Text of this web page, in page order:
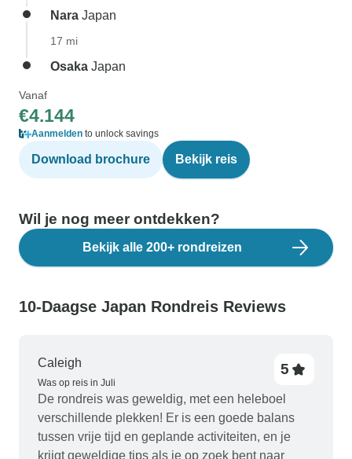
Nara Japan
17 mi
Osaka Japan
Vanaf
€4.144
Aanmelden to unlock savings
Download brochure Bekijk reis
Wil je nog meer ontdekken?
Bekijk alle 200+ rondreizen
10-Daagse Japan Rondreis Reviews
Caleigh
Was op reis in Juli
5
De rondreis was geweldig, met een heleboel
verschillende plekken! Er is een goede balans
tussen vrije tijd en geplande activiteiten, en je
krijgt geweldige tips als je op zoek bent naar